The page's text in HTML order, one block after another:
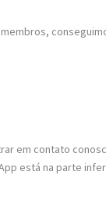
em contato
está na parte